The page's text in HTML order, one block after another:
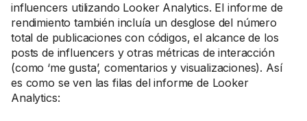
influencers utilizando Looker Analytics. El informe de
rendimiento también incluía un desglose del número
total de publicaciones con códigos, el alcance de los
posts de influencers y otras métricas de interacción
(como ‘me gusta’, comentarios y visualizaciones). Así
es como se ven las filas del informe de Looker
Analytics: